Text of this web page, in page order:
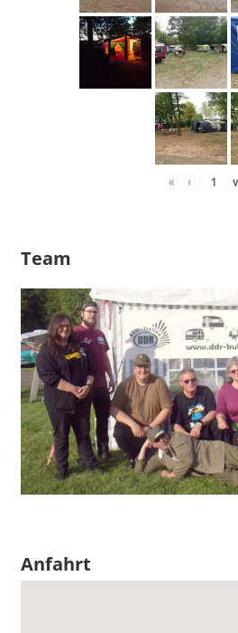
« ‹
Team
Anfahrt